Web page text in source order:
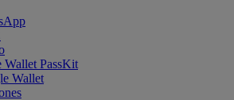
PassKit
Wallet